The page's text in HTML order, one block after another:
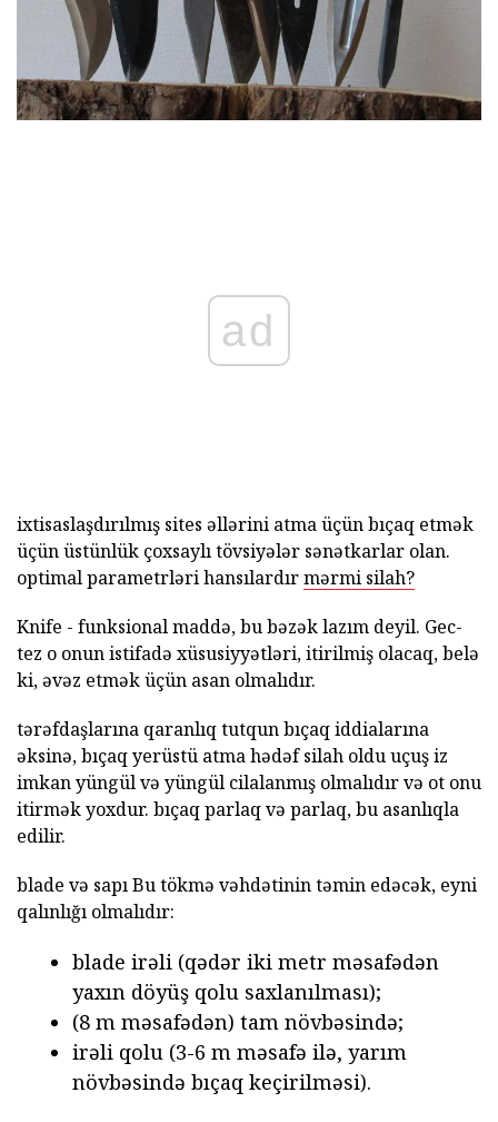
ad
ixtisaslaşdırılmış sites əllərini atma üçün bıçaq etmək
üçün üstünlük çoxsaylı tövsiyələr sənətkarlar olan.
optimal parametrləri hansılardırmərmi silah?
Knife - funksional maddə, bu bəzək lazım deyil. Gec-
tez o onun istifadə xüsusiyyətləri, itirilmiş olacaq, belə
ki, əvəz etmək üçün asan olmalıdır.
tərəfdaşlarına qaranlıq tutqun bıçaq iddialarına
əksinə, bıçaq yerüstü atma hədəf silah oldu uçuş iz
imkan yüngül və yüngül cilalanmış olmalıdır və ot onu
itirmək yoxdur. bıçaq parlaq və parlaq, bu asanlıqla
edilir.
blade və sapı Bu tökmə vəhdətinin təmin edəcək, eyni
qalınlığı olmalıdır:
blade irəli (qədər iki metr məsafədən
yaxın döyüş qolu saxlanılması);
(8 m məsafədən) tam növbəsində;
irəli qolu (3-6 m məsafə ilə, yarım
növbəsində bıçaq keçirilməsi).